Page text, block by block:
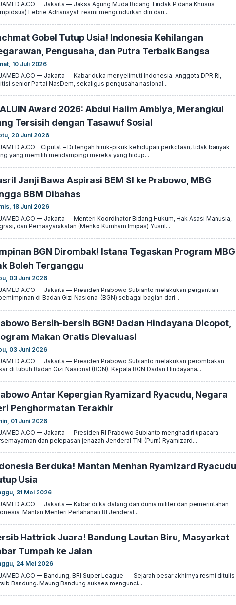
— Jakarta — Jaksa Agung Muda Bidang Tindak Pidana Khusus
Febrie Adriansyah resmi mengundurkan diri dari...
Gobel Tutup Usia! Indonesia Kehilangan
Pengusaha, dan Putra Terbaik Bangsa
10 Juli 2026
— Jakarta — Kabar duka menyelimuti Indonesia. Anggota DPR RI,
senior Partai NasDem, sekaligus pengusaha nasional...
Award 2026: Abdul Halim Ambiya, Merangkul
Tersisih dengan Tasawuf Sosial
20 Juni 2026
- Ciputat – Di tengah hiruk-pikuk kehidupan perkotaan, tidak banyak
yang memilih mendampingi mereka yang hidup...
Janji Bawa Aspirasi BEM SI ke Prabowo, MBG
BBM Dibahas
18 Juni 2026
— Jakarta — Menteri Koordinator Bidang Hukum, Hak Asasi Manusia,
dan Pemasyarakatan (Menko Kumham Imipas) Yusril...
BGN Dirombak! Istana Tegaskan Program MBG
Boleh Terganggu
03 Juni 2026
— Jakarta — Presiden Prabowo Subianto melakukan pergantian
di Badan Gizi Nasional (BGN) sebagai bagian dari...
Bersih-bersih BGN! Dadan Hindayana Dicopot,
Makan Gratis Dievaluasi
03 Juni 2026
— Jakarta — Presiden Prabowo Subianto melakukan perombakan
di tubuh Badan Gizi Nasional (BGN). Kepala BGN Dadan Hindayana...
Antar Kepergian Ryamizard Ryacudu, Negara
Penghormatan Terakhir
01 Juni 2026
— Jakarta — Presiden RI Prabowo Subianto menghadiri upacara
dan pelepasan jenazah Jenderal TNI (Purn) Ryamizard...
Berduka! Mantan Menhan Ryamizard Ryacudu
Usia
31 Mei 2026
— Jakarta — Kabar duka datang dari dunia militer dan pemerintahan
Mantan Menteri Pertahanan RI Jenderal...
Hattrick Juara! Bandung Lautan Biru, Masyarkat
Tumpah ke Jalan
24 Mei 2026
— Bandung, BRI Super League — Sejarah besar akhirnya resmi ditulis
Bandung. Maung Bandung sukses mengunci...